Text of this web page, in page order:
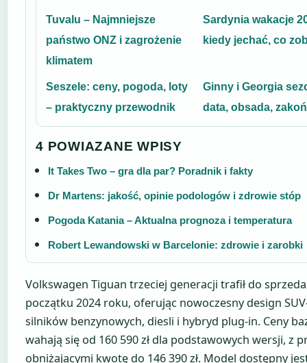
Tuvalu – Najmniejsze
państwo ONZ i zagrożenie
klimatem
Sardynia wakacje
kiedy jechać, co
Seszele: ceny, pogoda, loty
– praktyczny przewodnik
Ginny i Georgia
data, obsada,
4 POWIAZANE WPISY
It Takes Two – gra dla par? Poradnik i fakty
Dr Martens: jakość, opinie podologów i zdrowie stóp
Pogoda Katania – Aktualna prognoza i temperatura
Robert Lewandowski w Barcelonie: zdrowie i zarobki
Volkswagen Tiguan trzeciej generacji trafił do
początku 2024 roku, oferując nowoczesny design
silników benzynowych, diesli i hybryd plug-in. Ceny
wahają się od 160 590 zł dla podstawowych wersji, z
obniżającymi kwotę do 146 390 zł. Model dostępny